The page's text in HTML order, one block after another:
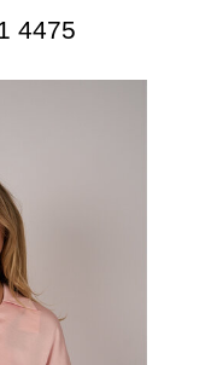
4475